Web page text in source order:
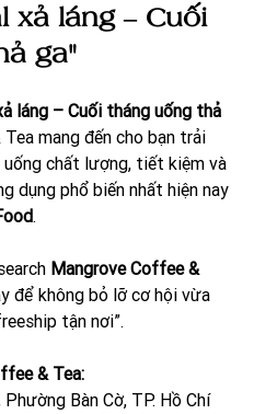
xả láng – Cuối
ga"
láng – Cuối tháng uống thả
mang đến cho bạn trải
chất lượng, tiết kiệm và
dụng phổ biến nhất hiện nay
.
Mangrove Coffee &
để không bỏ lỡ cơ hội vừa
tận nơi”.
& Tea:
Bàn Cờ, TP. Hồ Chí